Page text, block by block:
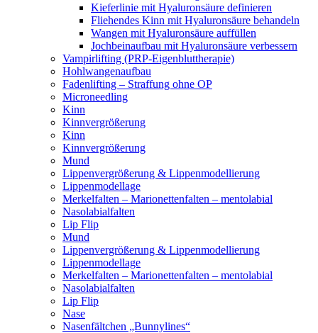
Kieferlinie mit Hyaluronsäure definieren
Fliehendes Kinn mit Hyaluronsäure behandeln
Wangen mit Hyaluronsäure auffüllen
Jochbeinaufbau mit Hyaluronsäure verbessern
Vampirlifting (PRP-Eigenbluttherapie)
Hohlwangenaufbau
Fadenlifting – Straffung ohne OP
Microneedling
Kinn
Kinnvergrößerung
Kinn
Kinnvergrößerung
Mund
Lippenvergrößerung & Lippenmodellierung
Lippenmodellage
Merkelfalten – Marionettenfalten – mentolabial
Nasolabialfalten
Lip Flip
Mund
Lippenvergrößerung & Lippenmodellierung
Lippenmodellage
Merkelfalten – Marionettenfalten – mentolabial
Nasolabialfalten
Lip Flip
Nase
Nasenfältchen „Bunnylines“